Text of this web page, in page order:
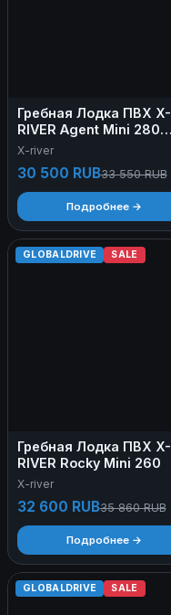
Гребная Лодка ПВХ X-
RIVER Agent Mini 280
(750 г/м²)
X-river
30 500 RUB33 550 RUB
Подробнее →
GLOBALDRIVE SALE
Гребная Лодка ПВХ X-
RIVER Rocky Mini 260
X-river
32 600 RUB35 860 RUB
Подробнее →
GLOBALDRIVE SALE